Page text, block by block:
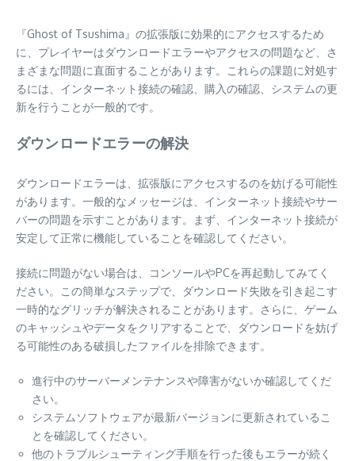
『Ghost of Tsushima』の拡張版に効果的にアクセスするため
に、プレイヤーはダウンロードエラーやアクセスの問題など、さ
まざまな問題に直面することがあります。これらの課題に対処す
るには、インターネット接続の確認、購入の確認、システムの更
新を行うことが一般的です。
ダウンロードエラーの解決
ダウンロードエラーは、拡張版にアクセスするのを妨げる可能性
があります。一般的なメッセージは、インターネット接続やサー
バーの問題を示すことがあります。まず、インターネット接続が
安定して正常に機能していることを確認してください。
接続に問題がない場合は、コンソールやPCを再起動してみてく
ださい。この簡単なステップで、ダウンロード失敗を引き起こす
一時的なグリッチが解決されることがあります。さらに、ゲーム
のキャッシュやデータをクリアすることで、ダウンロードを妨げ
る可能性のある破損したファイルを排除できます。
進行中のサーバーメンテナンスや障害がないか確認してくだ
さい。
システムソフトウェアが最新バージョンに更新されているこ
とを確認してください。
他のトラブルシューティング手順を行った後もエラーが続く